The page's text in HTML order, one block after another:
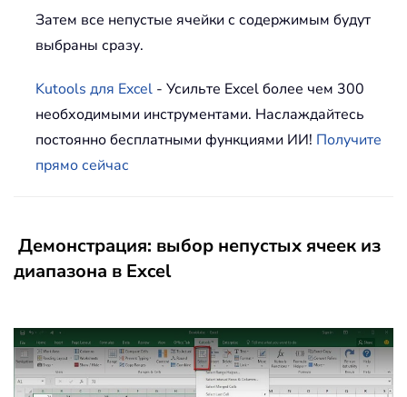
Затем все непустые ячейки с содержимым будут
выбраны сразу.
Kutools для Excel - Усильте Excel более чем 300
необходимыми инструментами. Наслаждайтесь
постоянно бесплатными функциями ИИ! Получите
прямо сейчас
Демонстрация: выбор непустых ячеек из
диапазона в Excel